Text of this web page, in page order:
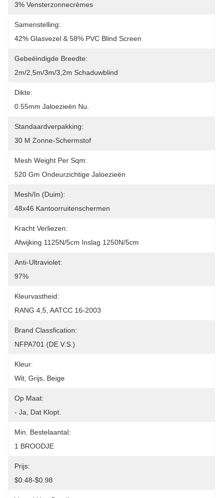
3% Vensterzonnecrèmes
Samenstelling:
42% Glasvezel & 58% PVC Blind Screen
Gebeëindigde Breedte:
2m/2,5m/3m/3,2m Schaduwblind
Dikte:
0.55mm Jaloezieën Nu.
Standaardverpakking:
30 M Zonne-Schermstof
Mesh Weight Per Sqm:
520 Gm Ondeurzichtige Jaloezieën
Mesh/In (Duim):
48x46 Kantoorruitenschermen
Kracht Verliezen:
Afwijking 1125N/5cm Inslag 1250N/5cm
Anti-Ultraviolet:
97%
Kleurvastheid:
RANG 4,5, AATCC 16-2003
Brand Classfication:
NFPA701 (DE V.S.)
Kleur:
Wit, Grijs, Beige
Op Maat:
- Ja, Dat Klopt.
Min. Bestelaantal:
1 BROODJE
Prijs:
$0.48-$0.98